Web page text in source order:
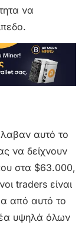
να
αυτό το
να δείχνουν
στα $63.000,
traders είναι
​​από αυτό το
υψηλά όλων